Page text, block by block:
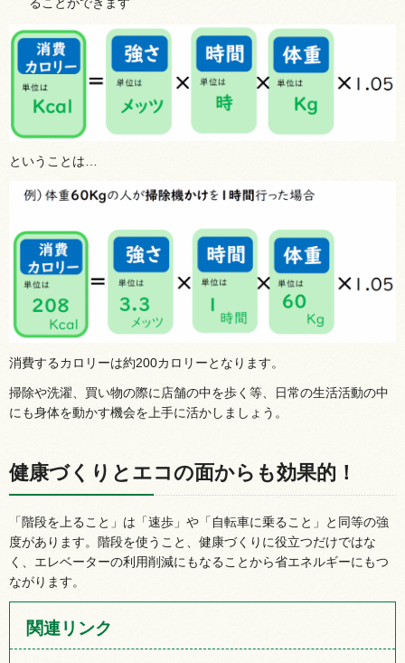
ることができます
ということは…
消費するカロリーは約200カロリーとなります。
掃除や洗濯、買い物の際に店舗の中を歩く等、日常の生活活動の中
にも身体を動かす機会を上手に活かしましょう。
健康づくりとエコの面からも効果的！
「階段を上ること」は「速歩」や「自転車に乗ること」と同等の強
度があります。階段を使うこと、健康づくりに役立つだけではな
く、エレベーターの利用削減にもなることから省エネルギーにもつ
ながります。
関連リンク